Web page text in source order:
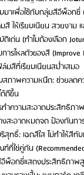
าเพื่อใช้กับกลุ่มสีอีพ็อกซี่
ให้เรียบเนียน สวยงาม
ด่น (ทำไมต้องเลือก
ารไหลตัวของสี
มสีที่เรียบเนียนสม่ำเสมอ
สภาพความหนืด: ช่วยลดค
ด้ดีขึ้น
ำความสะอาดประสิทธิภา
งสะอาดหมดจด ป้องกันก
ริสุทธิ์: เฉดสีใส ไม่ทำให้สี
ที่ใช่คู่กัน
อีพ็อกซี่แสดงประสิทธิภา